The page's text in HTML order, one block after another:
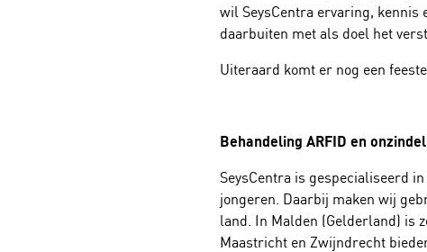
wil SeysCentra ervaring, kennis
daarbuiten met als doel het
Uiteraard komt er nog een
Behandeling ARFID en
SeysCentra is gespecialiseerd
jongeren. Daarbij maken wij
land. In Malden (Gelderland) is
Maastricht en Zwijndrecht